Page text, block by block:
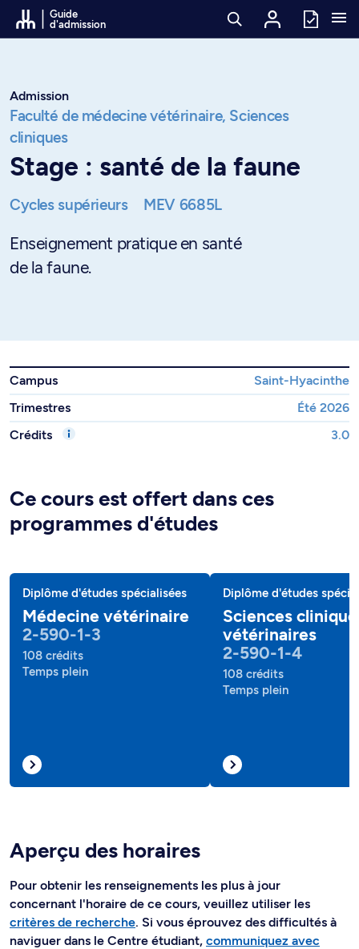
Passer au contenu
Guide
d'admission
Admission
Faculté de médecine vétérinaire, Sciences
cliniques
Stage : santé de la faune
Cycles supérieurs MEV 6685L
Enseignement pratique en santé
de la faune.
Campus
Saint-Hyacinthe
Trimestres
Été 2026
Crédits
3.0
Ce cours est offert dans ces
programmes d'études
Diplôme d'études spécialisées
Médecine vétérinaire
2-590-1-3
108 crédits
Temps plein
Diplôme d'études
Sciences
vétérinaires
2-590-1-4
108 crédits
Temps plein
Aperçu des horaires
Pour obtenir les renseignements les plus à jour
concernant l'horaire de ce cours, veuillez utiliser les
critères de recherche. Si vous éprouvez des difficultés à
naviguer dans le Centre étudiant, communiquez avec